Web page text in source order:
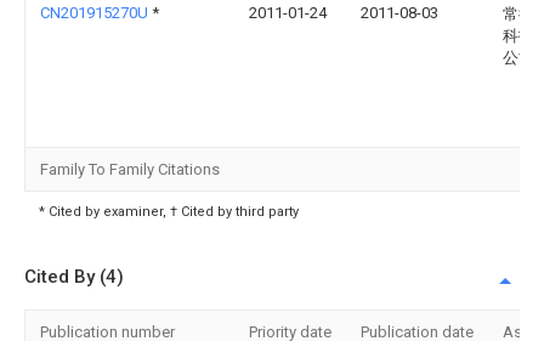
CN201915270U * 2011-01-24 2011-08-03
常德
科技
公司
Family To Family Citations
* Cited by examiner, † Cited by third party
Cited By (4)
Publication number Priority date Publication date